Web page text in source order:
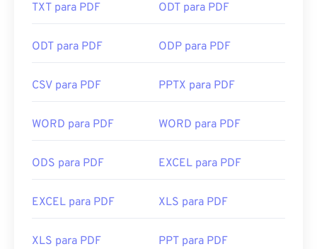
TXT para PDF ODT para PDF
ODT para PDF ODP para PDF
CSV para PDF PPTX para PDF
WORD para PDF WORD para PDF
ODS para PDF EXCEL para PDF
EXCEL para PDF XLS para PDF
XLS para PDF PPT para PDF